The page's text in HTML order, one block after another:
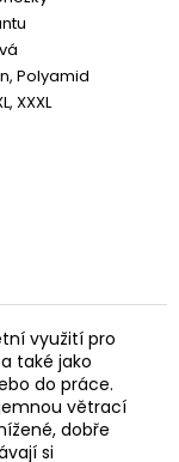
, Polyamid
XXXL
využití pro
také jako
do práce.
větrací
dobře
si